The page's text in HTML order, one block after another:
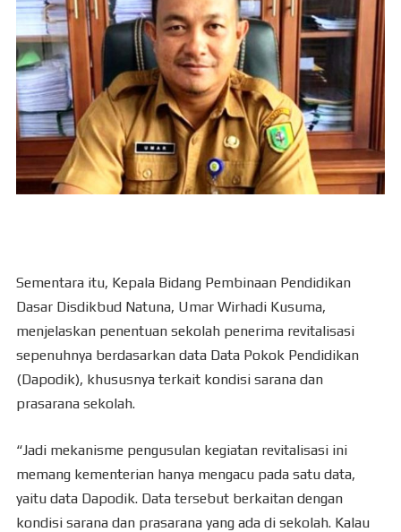
Sementara itu, Kepala Bidang Pembinaan Pendidikan
Dasar Disdikbud Natuna, Umar Wirhadi Kusuma,
menjelaskan penentuan sekolah penerima revitalisasi
sepenuhnya berdasarkan data Data Pokok Pendidikan
(Dapodik), khususnya terkait kondisi sarana dan
prasarana sekolah.
“Jadi mekanisme pengusulan kegiatan revitalisasi ini
memang kementerian hanya mengacu pada satu data,
yaitu data Dapodik. Data tersebut berkaitan dengan
kondisi sarana dan prasarana yang ada di sekolah. Kalau